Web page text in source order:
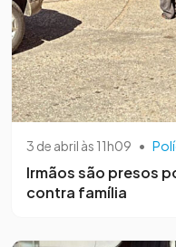
3 de abril às 11h09 •
Irmãos são presos
contra família